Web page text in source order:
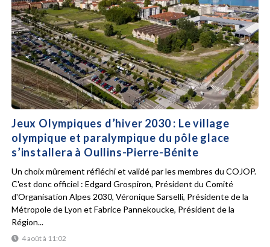
Jeux Olympiques d’hiver 2030 : Le village
olympique et paralympique du pôle glace
s’installera à Oullins-Pierre-Bénite
4 août à 11:02
Un choix mûrement réfléchi et validé par les membres du COJOP.
C'est donc officiel : Edgard Grospiron, Président du Comité
d'Organisation Alpes 2030, Véronique Sarselli, Présidente de la
Métropole de Lyon et Fabrice Pannekoucke, Président de la
Région...